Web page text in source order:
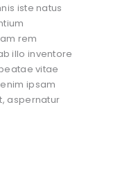
iste natus
rem
illo inventore
vitae
ipsam
aspernatur